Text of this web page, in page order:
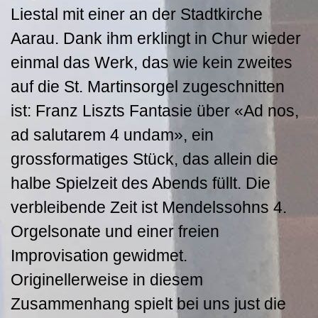
Liestal mit einer an der Stadtkirche
Aarau. Dank ihm erklingt in Chur wieder
einmal das Werk, das wie kein zweites
auf die St. Martinsorgel zugeschnitten
ist: Franz Liszts Fantasie über «Ad nos,
ad salutarem 4 undam», ein
grossformatiges Stück, das allein die
halbe Spielzeit des Abends füllt. Die
verbleibende Zeit ist Mendelssohns 4.
Orgelsonate und einer freien
Improvisation gewidmet.
Originellerweise in diesem
Zusammenhang spielt bei uns just die